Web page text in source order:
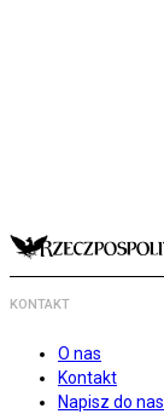
KONTAKT
O nas
Kontakt
Napisz do nas